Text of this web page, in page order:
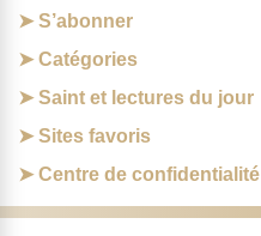
S’abonner
Catégories
Saint et lectures du jour
Sites favoris
Centre de confidentialité